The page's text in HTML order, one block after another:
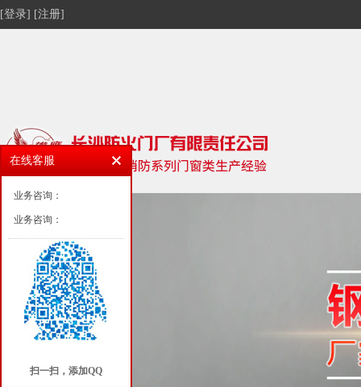
[登录] [注册]
在线客服
业务咨询：
业务咨询：
扫一扫，添加QQ